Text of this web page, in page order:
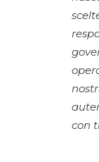
con